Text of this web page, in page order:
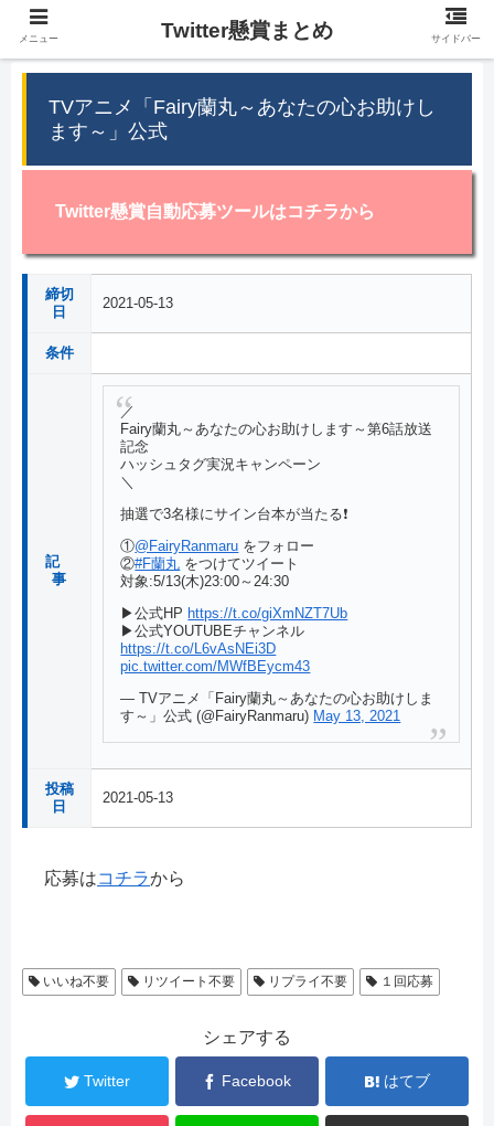
TVアニメ「Fairy蘭丸～あなたの心お助けし
ます～」公式
Twitter懸賞自動応募ツールはコチラから
締切
日
2021-05-13
条件
記
事
／
Fairy蘭丸～あなたの心お助けします～第6話放送
記念
ハッシュタグ実況キャンペーン
＼
抽選で3名様にサイン台本が当たる❗
①@FairyRanmaru をフォロー
②#F蘭丸 をつけてツイート
対象:5/13(木)23:00～24:30
▶公式HP https://t.co/giXmNZT7Ub
▶公式YOUTUBEチャンネル
https://t.co/L6vAsNEi3D
pic.twitter.com/MWfBEycm43
— TVアニメ「Fairy蘭丸～あなたの心お助けしま
す～」公式 (@FairyRanmaru) May 13, 2021
投稿
日
2021-05-13
応募はコチラから
いいね不要 リツイート不要 リプライ不要 １回応募
シェアする
Twitter Facebook はてブ
メニュー Twitter懸賞まとめ サイドバー